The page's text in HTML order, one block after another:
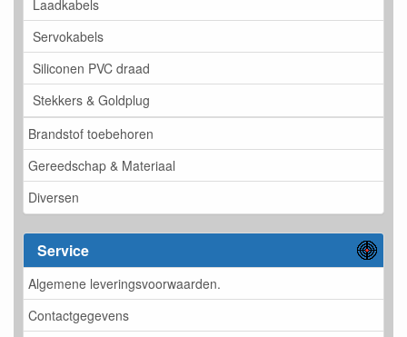
Laadkabels
Servokabels
Siliconen PVC draad
Stekkers & Goldplug
Brandstof toebehoren
Gereedschap & Materiaal
Diversen
Service
Algemene leveringsvoorwaarden.
Contactgegevens